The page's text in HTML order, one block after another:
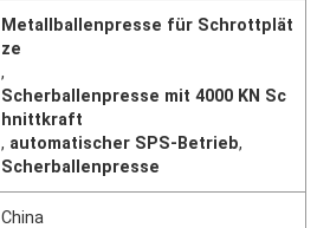
Metallballenpresse für Schrottplät
ze
,
Scherballenpresse mit 4000 KN Sc
hnittkraft
, automatischer SPS-Betrieb,
Scherballenpresse
China